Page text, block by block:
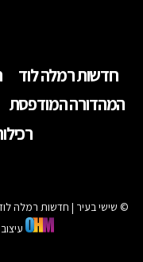
חדשות רמלה לוד
המהדורה המודפסת
© שישי בעיר | חדשות רמלה לוד